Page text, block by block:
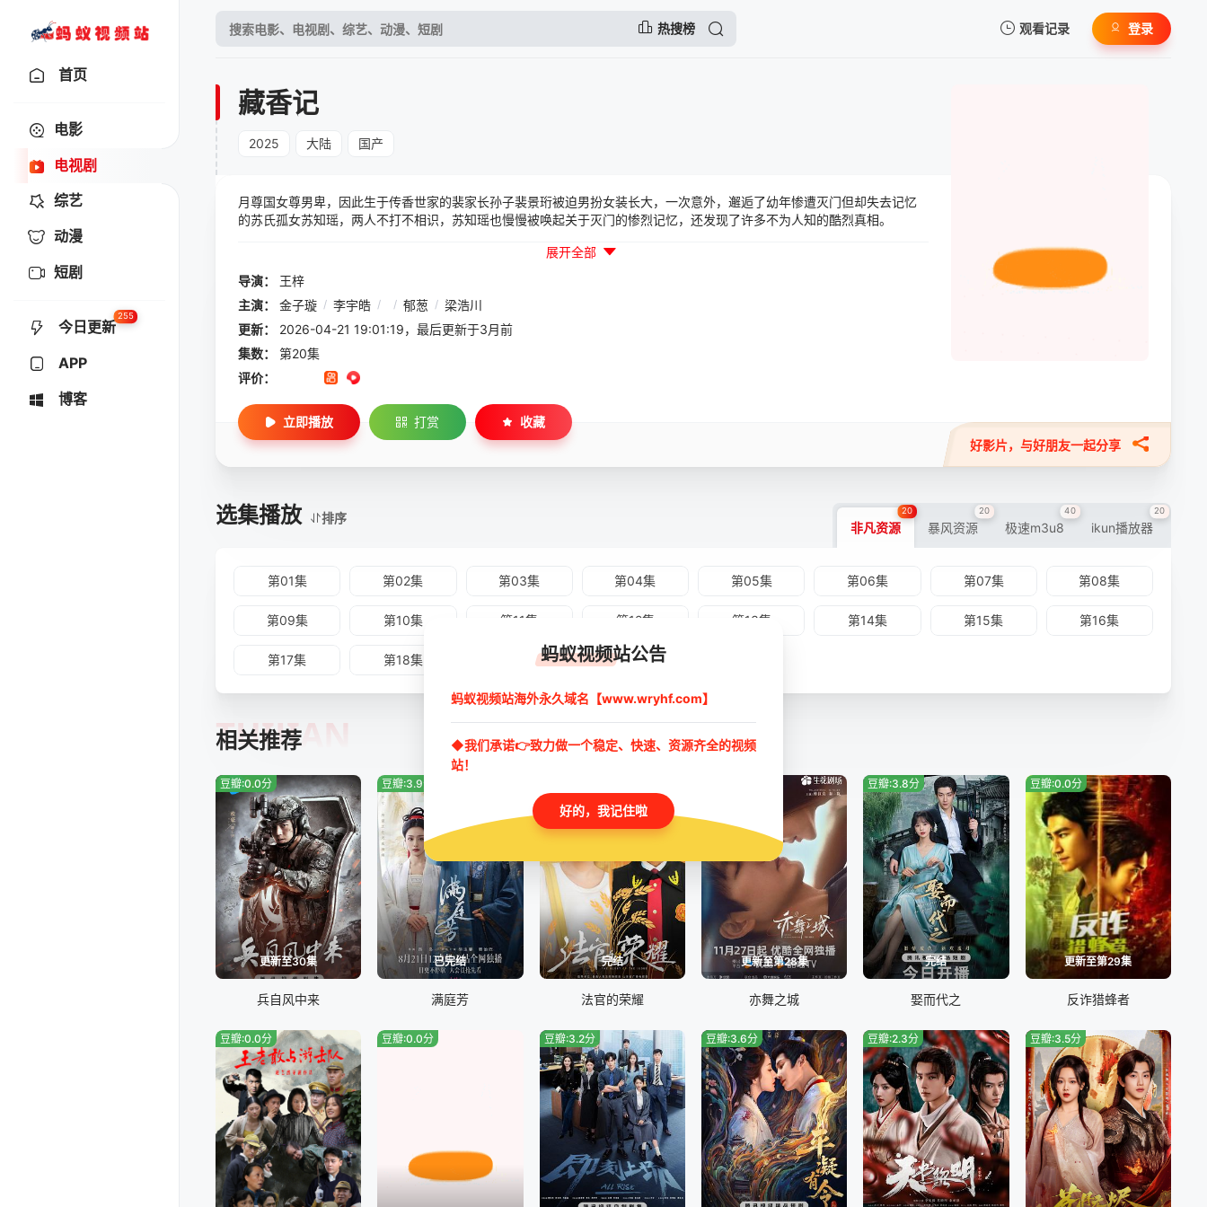
热搜榜 观看记录 登录
首页
电影
电视剧
综艺
动漫
短剧
今日更新
255
APP
博客
藏香记
2025 大陆 国产
月尊国女尊男卑，因此生于传香世家的裴家长孙子裴景珩被迫男扮女装长大，一次意外，邂逅了幼年惨遭灭门但却失去记忆
的苏氏孤女苏知瑶，两人不打不相识，苏知瑶也慢慢被唤起关于灭门的惨烈记忆，还发现了许多不为人知的酷烈真相。
展开全部
导演：
王梓
主演：
金子璇 / 李宇皓 / / 郁葱 / 梁浩川
更新：
2026-04-21 19:01:19，最后更新于3月前
集数：
第20集
评价：
好影片，与好朋友一起分享
立即播放 打赏 收藏
选集播放 排序
非凡资源
20
暴风资源
20
极速m3u8
40
ikun播放器
20
第01集 第02集 第03集 第04集 第05集 第06集 第07集 第08集
第09集 第10集 第11集 第12集 第13集 第14集 第15集 第16集
第17集 第18集 第19集 第20集
相关推荐
TUIJIAN
更新至30集
豆瓣:0.0分
兵自风中来
已完结
豆瓣:3.9分
满庭芳
完结
法官的荣耀
更新至第28集
亦舞之城
完结
豆瓣:3.8分
娶而代之
更新至第29集
豆瓣:0.0分
反诈猎蜂者
豆瓣:0.0分 豆瓣:0.0分 豆瓣:3.2分 豆瓣:3.6分 豆瓣:2.3分 豆瓣:3.5分
蚂蚁视频站公告
蚂蚁视频站海外永久域名【www.wryhf.com】
◆我们承诺👉致力做一个稳定、快速、资源齐全的视频
站！
好的，我记住啦